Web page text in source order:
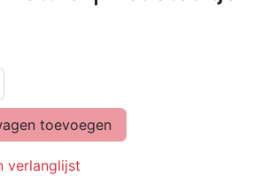
toevoegen
verlanglijst